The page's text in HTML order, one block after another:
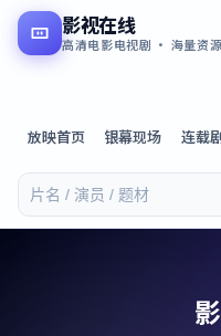
影视在线
高清电影电视剧 · 海量资
放映首页 银幕现场 连载